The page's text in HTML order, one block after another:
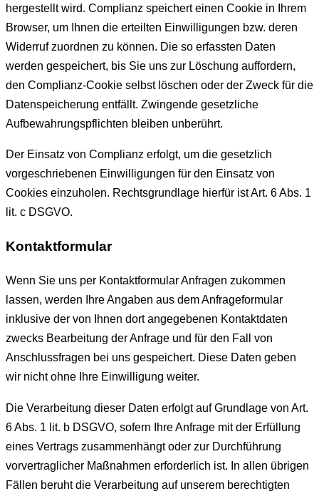
hergestellt wird. Complianz speichert einen Cookie in Ihrem
Browser, um Ihnen die erteilten Einwilligungen bzw. deren
Widerruf zuordnen zu können. Die so erfassten Daten
werden gespeichert, bis Sie uns zur Löschung auffordern,
den Complianz-Cookie selbst löschen oder der Zweck für die
Datenspeicherung entfällt. Zwingende gesetzliche
Aufbewahrungspflichten bleiben unberührt.
Der Einsatz von Complianz erfolgt, um die gesetzlich
vorgeschriebenen Einwilligungen für den Einsatz von
Cookies einzuholen. Rechtsgrundlage hierfür ist Art. 6 Abs. 1
lit. c DSGVO.
Kontaktformular
Wenn Sie uns per Kontaktformular Anfragen zukommen
lassen, werden Ihre Angaben aus dem Anfrageformular
inklusive der von Ihnen dort angegebenen Kontaktdaten
zwecks Bearbeitung der Anfrage und für den Fall von
Anschlussfragen bei uns gespeichert. Diese Daten geben
wir nicht ohne Ihre Einwilligung weiter.
Die Verarbeitung dieser Daten erfolgt auf Grundlage von Art.
6 Abs. 1 lit. b DSGVO, sofern Ihre Anfrage mit der Erfüllung
eines Vertrags zusammenhängt oder zur Durchführung
vorvertraglicher Maßnahmen erforderlich ist. In allen übrigen
Fällen beruht die Verarbeitung auf unserem berechtigten